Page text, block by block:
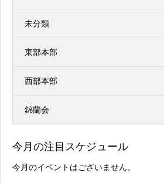
未分類
東部本部
西部本部
錦蘭会
今月の注目スケジュール
今月のイベントはございません。